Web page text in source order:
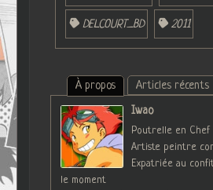
DELCOURT_BD 2011
À propos
Articles récents
Iwao
Poutrelle en Chef
Artiste peintre
Expatriée au
le moment